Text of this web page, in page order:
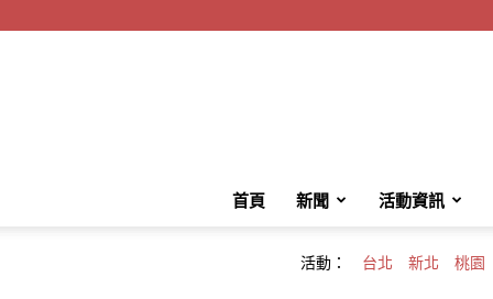
首頁 新聞 活動資訊
活動： 台北 新北 桃園